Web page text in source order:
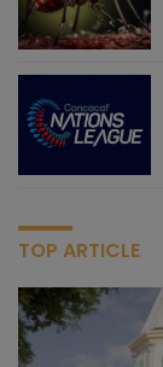
TOP ARTICLE